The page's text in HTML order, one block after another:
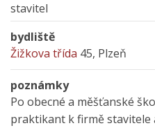
stavitel
bydliště
Žižkova třída 45, Plzeň
poznámky
Po obecné a měšťanské
praktikant k firmě stavitele